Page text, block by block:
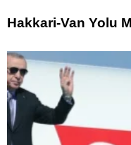
Hakkari-Van Yolu